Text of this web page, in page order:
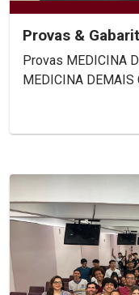
Provas &
Provas MEDICINA DEMAIS CURSOS Gabaritos